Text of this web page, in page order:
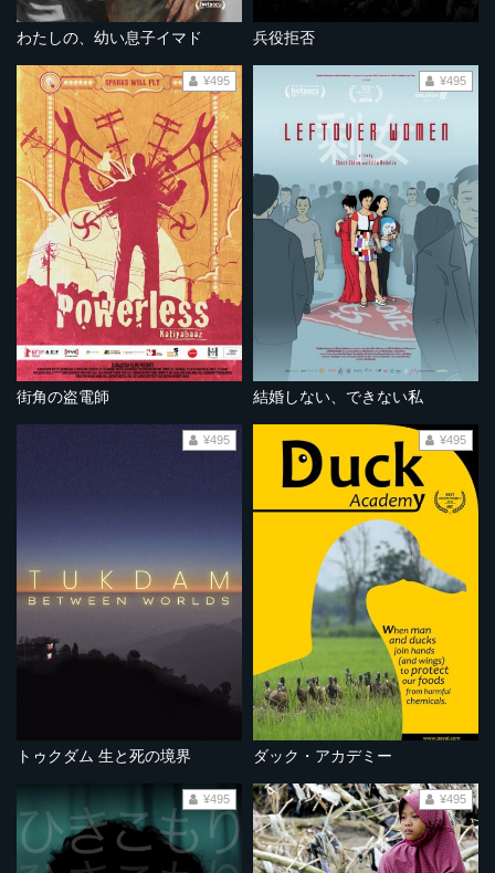
わたしの、幼い息子イマド 兵役拒否
街角の盗電師
¥495
結婚しない、できない私
¥495
トゥクダム 生と死の境界
¥495
ダック・アカデミー
¥495
¥495 ¥495